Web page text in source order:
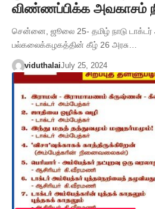
விண்ணப்பிக்க அவகாசம்
சென்னை, ஜூலை 25- தமிழ் நாடு டாக்டர்
பல்கலைக்கழகத்தின் கீழ் 26 அரசு…
viduthalaiJuly 25, 2024